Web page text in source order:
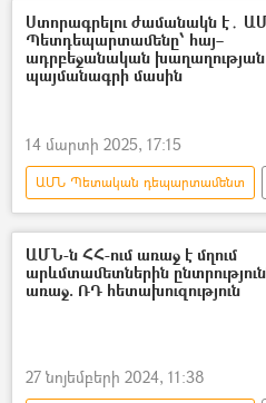
Ստորագրելու ժամանակն է․
Պետդեպարտամենը՝ հայ–
ադրբեջանական խաղաղության
պայմանագրի մասին
14 մարտի 2025, 17:15
ԱՄՆ Պետական դեպարտամենտ
Ադրբեջան
Խաղաղության
ԱՄՆ
ԱՄՆ-ն ՀՀ-ում առաջ է մղում
արևմտամետներին
առաջ. ՌԴ հետախուզություն
27 նոյեմբերի 2024, 11:38